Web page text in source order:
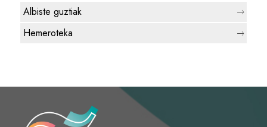
Albiste guztiak
Hemeroteka